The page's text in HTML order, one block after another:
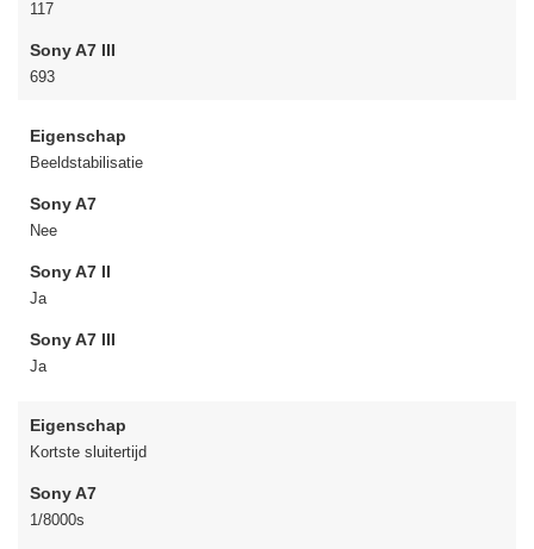
117
Sony A7 III
693
Eigenschap
Beeldstabilisatie
Sony A7
Nee
Sony A7 II
Ja
Sony A7 III
Ja
Eigenschap
Kortste sluitertijd
Sony A7
1/8000s